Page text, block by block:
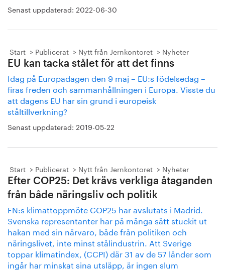
Senast uppdaterad: 2022-06-30
Start Publicerat Nytt från Jernkontoret Nyheter
EU kan tacka stålet för att det finns
Idag på Europadagen den 9 maj – EU:s födelsedag –
firas freden och sammanhållningen i Europa. Visste du
att dagens EU har sin grund i europeisk
ståltillverkning?
Senast uppdaterad: 2019-05-22
Start Publicerat Nytt från Jernkontoret Nyheter
Efter COP25: Det krävs verkliga åtaganden
från både näringsliv och politik
FN:s klimattoppmöte COP25 har avslutats i Madrid.
Svenska representanter har på många sätt stuckit ut
hakan med sin närvaro, både från politiken och
näringslivet, inte minst stålindustrin. Att Sverige
toppar klimatindex, (CCPI) där 31 av de 57 länder som
ingår har minskat sina utsläpp, är ingen slum